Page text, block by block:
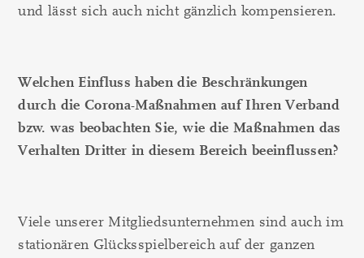
und lässt sich auch nicht gänzlich kompensieren.
Welchen Einfluss haben die Beschränkungen
durch die Corona-Maßnahmen auf Ihren Verband
bzw. was beobachten Sie, wie die Maßnahmen das
Verhalten Dritter in diesem Bereich beeinflussen?
Viele unserer Mitgliedsunternehmen sind auch im
stationären Glücksspielbereich auf der ganzen